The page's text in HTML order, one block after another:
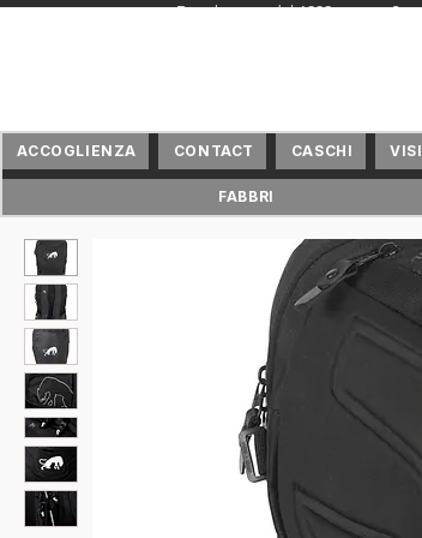
+ Distributore dal 1982 +
ACCOGLIENZA CONTACT CASCHI
FABBRI